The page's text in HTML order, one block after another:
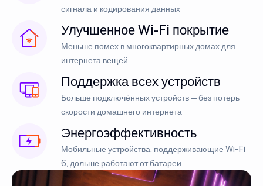
сигнала и кодирования данных
Улучшенное Wi-Fi покрытие
Меньше помех в многоквартирных домах для
интернета вещей
Поддержка всех устройств
Больше подключённых устройств — без потерь
скорости домашнего интернета
Энергоэффективность
Мобильные устройства, поддерживающие Wi-Fi
6, дольше работают от батареи